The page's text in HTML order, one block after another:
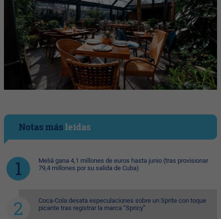
Notas másleídas
Meliá gana 4,1 millones de euros hasta junio (tras provisionar
79,4 millones por su salida de Cuba)
Coca-Cola desata especulaciones sobre un Sprite con toque
picante tras registrar la marca “Spricy”